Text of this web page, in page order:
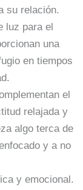
su relación.
luz para el
una
en tiempos
el
relajada y
algo terca de
y a no
y emocional.